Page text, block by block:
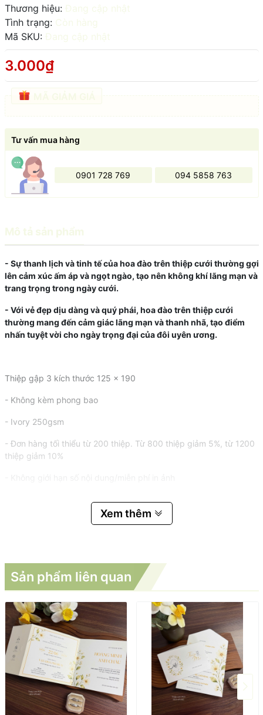
Thương hiệu: Đang cập nhật
Tình trạng: Còn hàng
Mã SKU: Đang cập nhật
3.000₫
Tư vấn mua hàng
0901 728 769 094 5858 763
Mô tả sản phẩm
- Sự thanh lịch và tinh tế của hoa đào trên thiệp cưới thường gợi
lên cảm xúc ấm áp và ngọt ngào, tạo nên không khí lãng mạn và
trang trọng trong ngày cưới.
- Với vẻ đẹp dịu dàng và quý phái, hoa đào trên thiệp cưới
thường mang đến cảm giác lãng mạn và thanh nhã, tạo điểm
nhấn tuyệt vời cho ngày trọng đại của đôi uyên ương.
Thiệp gập 3 kích thước 125 x 190
- Không kèm phong bao
- Ivory 250gsm
- Đơn hàng tối thiểu từ 200 thiệp. Từ 800 thiệp giảm 5%, từ 1200
thiệp giảm 10%
Xem thêm
Sản phẩm liên quan